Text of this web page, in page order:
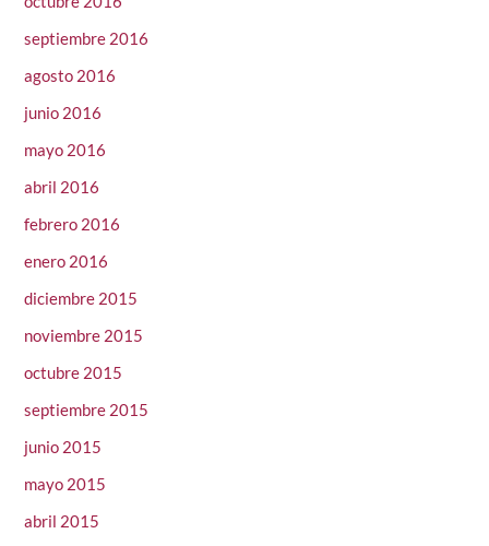
septiembre 2016
agosto 2016
junio 2016
mayo 2016
abril 2016
febrero 2016
enero 2016
diciembre 2015
noviembre 2015
octubre 2015
septiembre 2015
junio 2015
mayo 2015
abril 2015